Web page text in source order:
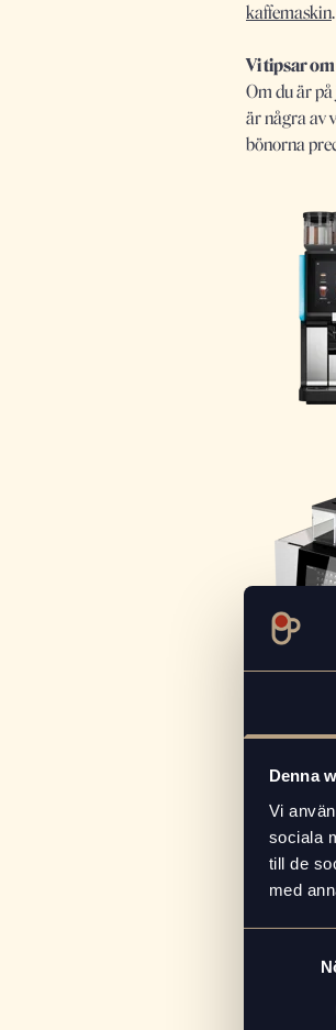
Denna
Vi
sociala
till de
med
kaffemaskin.
Vi tipsar
Om du är
är några av
bönorna